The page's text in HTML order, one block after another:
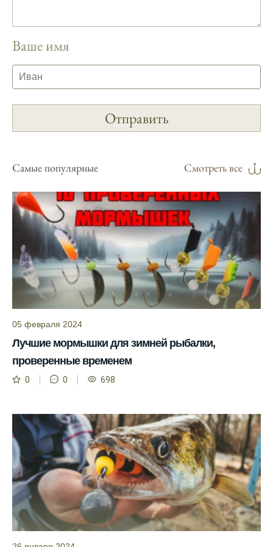
предоставляет подробные сведения о
надежным.
Я регулярно проверяю прогноз клева на
выбирать лучшие дни для рыбалки в
Москве и области.
С приложением можно получить прогноз
клева на ближайшие сутки.
Узнайте, какие факторы влияют на
активность рыбы и как их учитывать в
прогнозе клева.
Прогноз клева учитывает изменения
точным.
Сегодня у меня был успешный клев, и это
благодаря прогнозу.
помогает мне выбирать лучшие дни для
рыбалки в Москве и области.
Я скачал приложение и теперь всегда
знаю, когда клюет рыба.
Рыболовный клуб для любителей активной
ловли предоставляет точные прогнозы
клева.
Ваше имя
Самые популярные Смотреть все
05 февраля 2024
Лучшие мормышки для зимней рыбалки,
проверенные временем
0 0 698